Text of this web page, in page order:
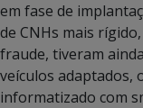
em fase de
de CNHs mais
fraude, tiveram
veículos adaptados,
informatizado com